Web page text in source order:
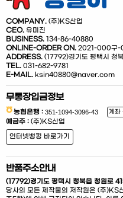
COMPANY. (주)KS산업
CEO. 유미진
BUSINESS. 134-86-40880
ONLINE-ORDER ON. 2021-000구-
ADDRESS. (17792)경기도 평택시 청
TEL. 031-682-9781
E-MAIL. ksin40880@naver.com
무통장입금정보
농협은행 : 계좌
예금주 : (주)KS산업
인터넷뱅킹 바로가기
반품주소안내
(17792)경기도 평택시 청북읍 청원로
당사의 모든 제작물의 저작원은 (주)KS